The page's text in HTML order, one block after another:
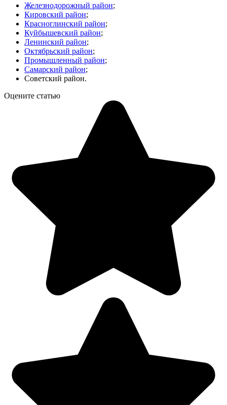
Железнодорожный район;
Кировский район;
Красноглинский район;
Куйбышевский район;
Ленинский район;
Октябрьский район;
Промышленный район;
Самарский район;
Советский район.
Оцените статью